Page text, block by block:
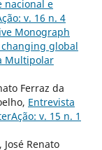
nacional e
v. 16 n. 4
Monograph
global
Multipolar
Ferraz da
Entrevista
v. 15 n. 1
Renato